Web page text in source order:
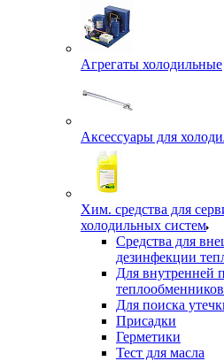
Агрегаты холодильные
Аксессуары для
Хим. средства для
холодильных систем
Средства для
дезинфекции
Для внутренней
теплообменников
Для поиска
Присадки
Герметики
Тест для масла